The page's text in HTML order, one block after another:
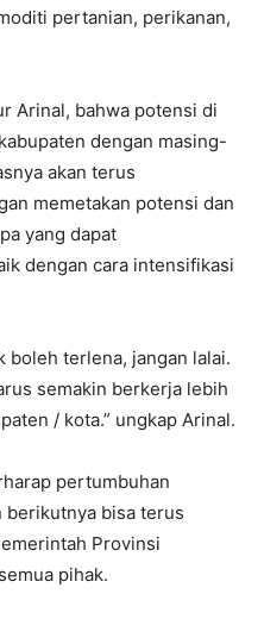
pertanian, perikanan,
Arinal, bahwa potensi di
dengan masing-
akan terus
memetakan potensi dan
yang dapat
dengan cara intensifikasi
boleh terlena, jangan lalai.
semakin berkerja lebih
/ kota.” ungkap Arinal.
pertumbuhan
bisa terus
Provinsi
pihak.